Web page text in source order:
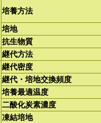
培養方法
培地
抗生物質
継代方法
継代密度
継代・培地交換頻度
培養最適温度
二酸化炭素濃度
凍結培地